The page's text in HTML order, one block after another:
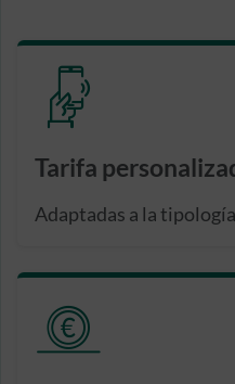
Tarifa
Adaptadas a la